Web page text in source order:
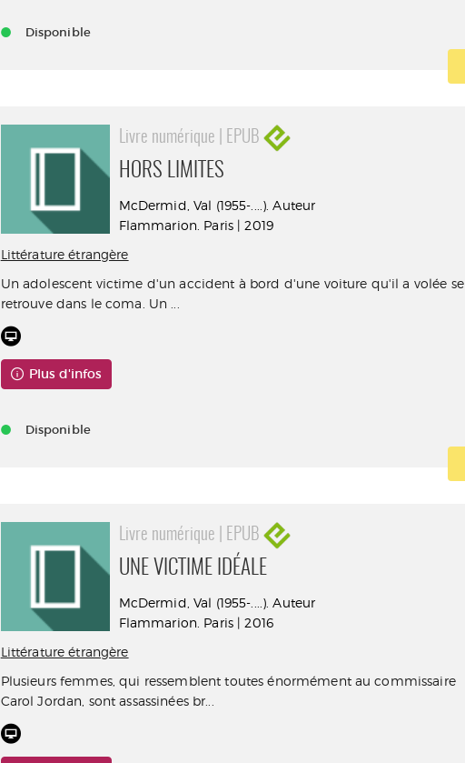
Disponible
Livre numérique | EPUB
HORS LIMITES
McDermid, Val (1955-....). Auteur
Flammarion. Paris | 2019
Littérature étrangère
Un adolescent victime d'un accident à bord d'une voiture qu'il a volée se
retrouve dans le coma. Un ...
Plus d'infos
Disponible
Livre numérique | EPUB
UNE VICTIME IDÉALE
McDermid, Val (1955-....). Auteur
Flammarion. Paris | 2016
Littérature étrangère
Plusieurs femmes, qui ressemblent toutes énormément au commissaire
Carol Jordan, sont assassinées br...